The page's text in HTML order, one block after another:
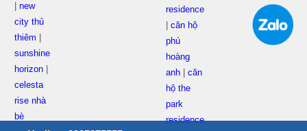
|new
city thủ
thiêm
sunshine
horizon
celesta
rise nhà
bè
residence
|căn hộ
phú
hoàng
anh |căn
hộ the
park
residence